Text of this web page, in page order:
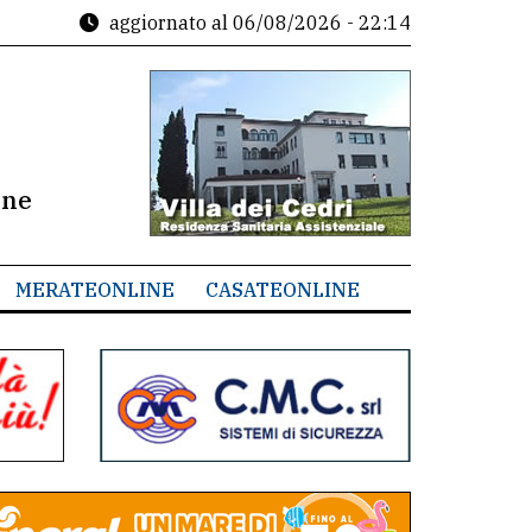
aggiornato al 06/08/2026 - 22:14
MERATEONLINE CASATEONLINE